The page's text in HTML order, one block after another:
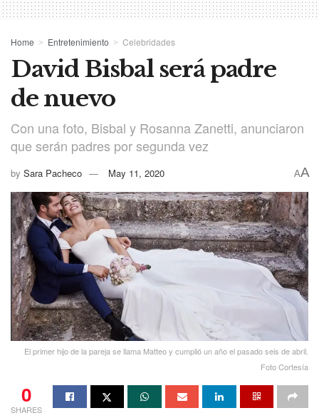
Home Entretenimiento Celebridades
David Bisbal será padre
de nuevo
Con una foto, Bisbal y Rosanna Zanetti, anunciaron
que serán padres por segunda vez
by Sara Pacheco May 11, 2020 AA
El primer hijo de la pareja se llama Matteo y cumplió un año el pasado seis de abril.
Foto Cortesía
0
SHARES